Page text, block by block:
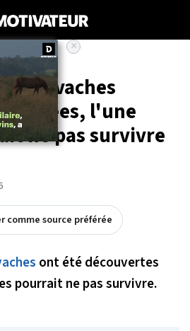
vaches
l'une
ne pas survivre
comme source préférée
×
ont été découvertes
pourrait ne pas survivre.